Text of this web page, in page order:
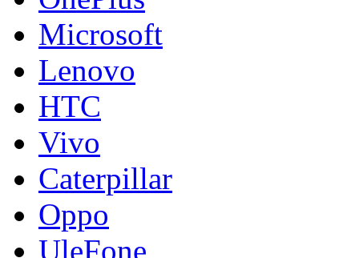
Microsoft
Lenovo
HTC
Vivo
Caterpillar
Oppo
UleFone